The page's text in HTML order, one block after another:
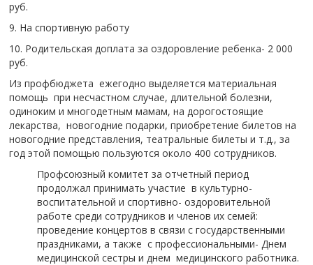
руб.
9. На спортивную работу
10. Родительская доплата за оздоровление ребенка- 2 000
руб.
Из профбюджета ежегодно выделяется материальная
помощь при несчастном случае, длительной болезни,
одиноким и многодетным мамам, на дорогостоящие
лекарства, новогодние подарки, приобретение билетов на
новогодние представления, театральные билеты и т.д., за
год этой помощью пользуются около 400 сотрудников.
Профсоюзный комитет за отчетный период
продолжал принимать участие в культурно-
воспитательной и спортивно- оздоровительной
работе среди сотрудников и членов их семей:
проведение концертов в связи с государственными
праздниками, а также с профессиональными- Днем
медицинской сестры и днем медицинского работника.